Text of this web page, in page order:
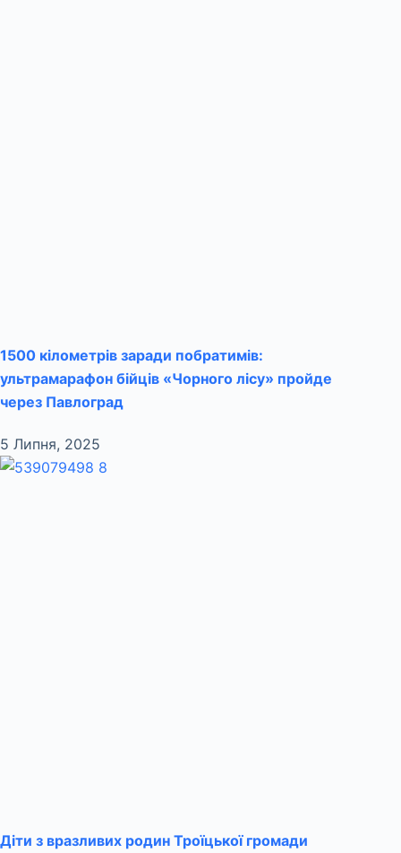
1500 кілометрів заради побратимів:
ультрамарафон бійців «Чорного лісу» пройде
через Павлоград
5 Липня, 2025
Діти з вразливих родин Троїцької громади